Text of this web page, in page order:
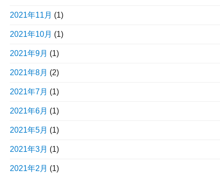
2021年11月 (1)
2021年10月 (1)
2021年9月 (1)
2021年8月 (2)
2021年7月 (1)
2021年6月 (1)
2021年5月 (1)
2021年3月 (1)
2021年2月 (1)